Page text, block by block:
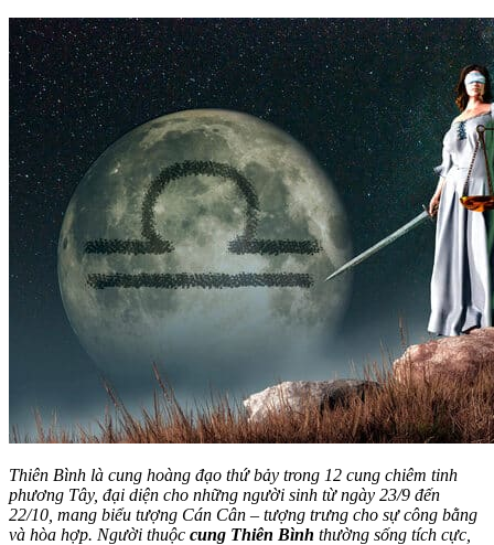
Thiên Bình là cung hoàng đạo thứ bảy trong 12 cung chiêm tinh
phương Tây, đại diện cho những người sinh từ ngày 23/9 đến
22/10, mang biểu tượng Cán Cân – tượng trưng cho sự công bằng
và hòa hợp. Người thuộc cung Thiên Bình thường sống tích cực,